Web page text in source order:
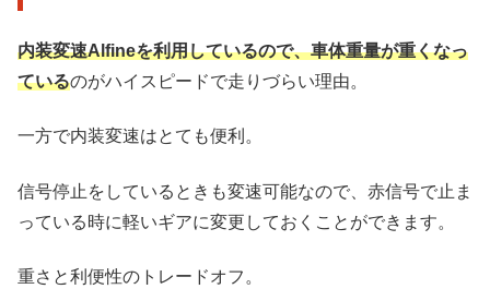
内装変速Alfineを利用しているので、車体重量が重くなっ
ているのがハイスピードで走りづらい理由。
一方で内装変速はとても便利。
信号停止をしているときも変速可能なので、赤信号で止ま
っている時に軽いギアに変更しておくことができます。
重さと利便性のトレードオフ。